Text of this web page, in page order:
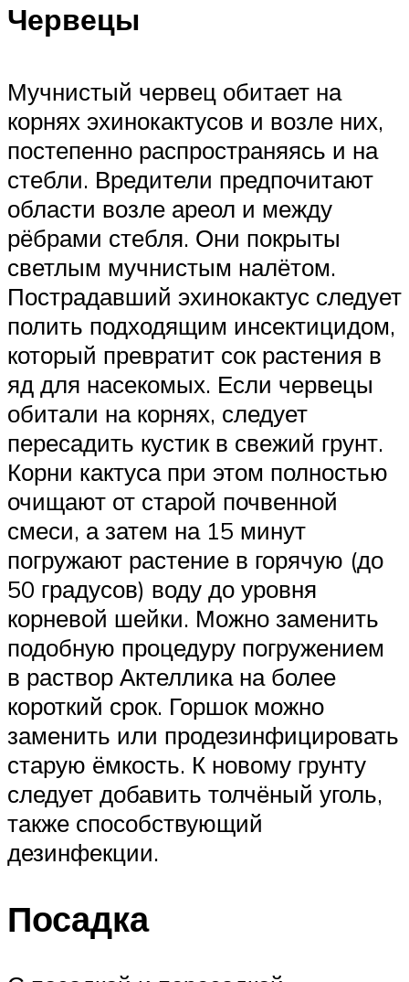
Червецы
Мучнистый червец обитает на
корнях эхинокактусов и возле них,
постепенно распространяясь и на
стебли. Вредители предпочитают
области возле ареол и между
рёбрами стебля. Они покрыты
светлым мучнистым налётом.
Пострадавший эхинокактус следует
полить подходящим инсектицидом,
который превратит сок растения в
яд для насекомых. Если червецы
обитали на корнях, следует
пересадить кустик в свежий грунт.
Корни кактуса при этом полностью
очищают от старой почвенной
смеси, а затем на 15 минут
погружают растение в горячую (до
50 градусов) воду до уровня
корневой шейки. Можно заменить
подобную процедуру погружением
в раствор Актеллика на более
короткий срок. Горшок можно
заменить или продезинфицировать
старую ёмкость. К новому грунту
следует добавить толчёный уголь,
также способствующий
дезинфекции.
Посадка